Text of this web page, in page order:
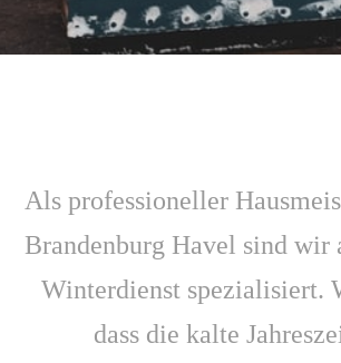
Als professioneller
Brandenburg Havel sind wir
Winterdienst spezialisiert.
dass die kalte